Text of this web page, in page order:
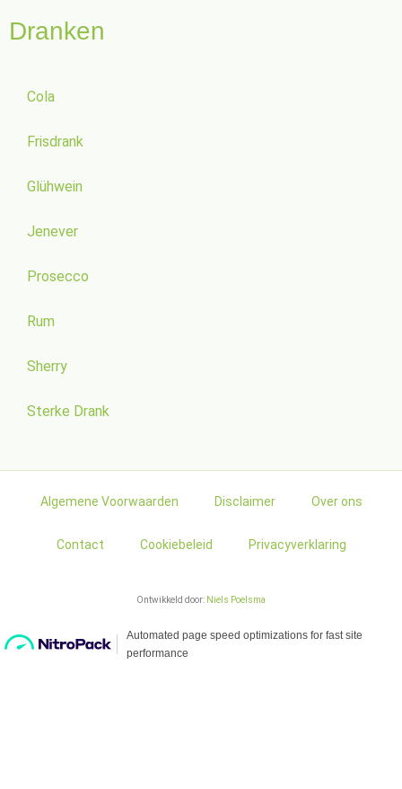
Dranken
Cola
Frisdrank
Glühwein
Jenever
Prosecco
Rum
Sherry
Sterke Drank
Algemene Voorwaarden Disclaimer Over ons
Contact Cookiebeleid Privacyverklaring
Ontwikkeld door: Niels Poelsma